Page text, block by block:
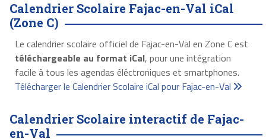
Calendrier Scolaire Fajac-en-Val iCal
(Zone C)
Le calendrier scolaire officiel de Fajac-en-Val en Zone C est
téléchargeable au format iCal, pour une intégration
facile à tous les agendas éléctroniques et smartphones.
Télécharger le Calendrier Scolaire iCal pour Fajac-en-Val
Calendrier Scolaire interactif de Fajac-
en-Val